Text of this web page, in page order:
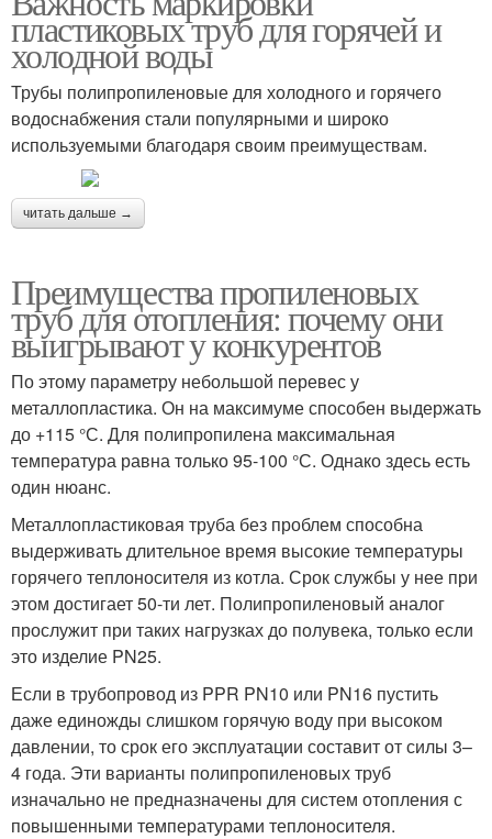
пластиковых труб для горячей и
холодной воды
Трубы полипропиленовые для холодного и горячего
водоснабжения стали популярными и широко
используемыми благодаря своим преимуществам.
читать дальше →
Преимущества пропиленовых
труб для отопления: почему они
выигрывают у конкурентов
По этому параметру небольшой перевес у
металлопластика. Он на максимуме способен выдержать
до +115 °С. Для полипропилена максимальная
температура равна только 95-100 °С. Однако здесь есть
один нюанс.
Металлопластиковая труба без проблем способна
выдерживать длительное время высокие температуры
горячего теплоносителя из котла. Срок службы у нее при
этом достигает 50-ти лет. Полипропиленовый аналог
прослужит при таких нагрузках до полувека, только если
это изделие PN25.
Если в трубопровод из PPR PN10 или PN16 пустить
даже единожды слишком горячую воду при высоком
давлении, то срок его эксплуатации составит от силы 3–
4 года. Эти варианты полипропиленовых труб
изначально не предназначены для систем отопления с
повышенными температурами теплоносителя.